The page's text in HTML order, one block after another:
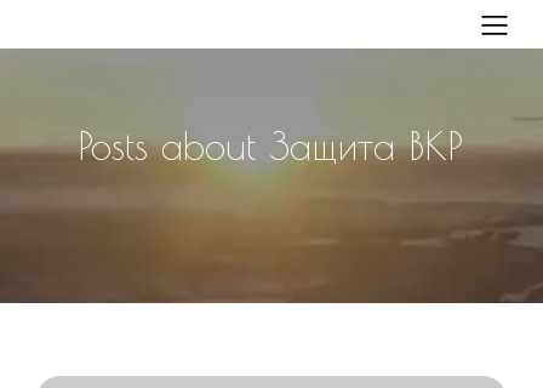
Posts about Защита ВКР